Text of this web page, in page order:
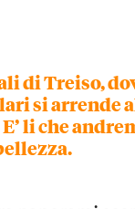
di Treiso,
si arrende
li che